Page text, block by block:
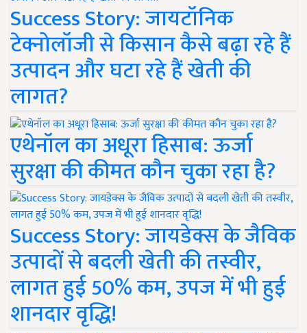
Success Story: जायटॉनिक
टेक्नोलॉजी से किसान कैसे बढ़ा रहे हैं
उत्पादन और घटा रहे हैं खेती की
लागत?
एथेनॉल का अधूरा हिसाब: ऊर्जा
सुरक्षा की कीमत कौन चुका रहा है?
Success Story: जायडेक्स के जैविक
उत्पादों से बदली खेती की तस्वीर,
लागत हुई 50% कम, उपज में भी हुई
शानदार वृद्धि!